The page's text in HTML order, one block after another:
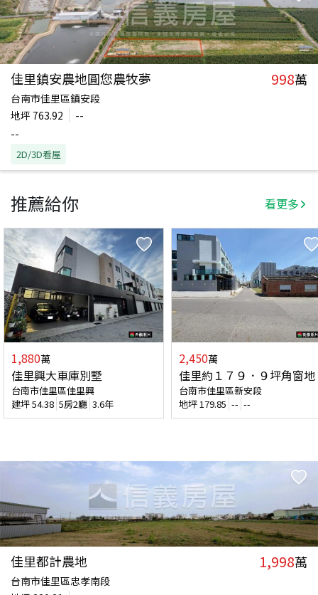
佳里鎮安農地圓您農牧夢 998萬
台南市佳里區鎮安段
地坪 763.92
--
--
2D/3D看屋
推薦給你 看更多
1,880萬
佳里興大車庫別墅
台南市佳里區佳里興
建坪54.38 5房2廳 3.6年
2,450萬
佳里約１７９．９坪角窗地
台南市佳里區新安段
地坪179.85 -- --
佳里都計農地 1,998萬
台南市佳里區忠孝南段